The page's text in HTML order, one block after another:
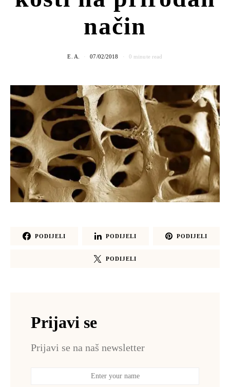
način
E. A. 07/02/2018 0 minute read
PODIJELI PODIJELI PODIJELI
PODIJELI
Prijavi se
Prijavi se na naš newsletter